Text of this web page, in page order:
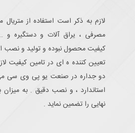
لازم به ذکر است استفاده از متریال
مصرفی ، یراق آلات و دستگیره و
کیفیت محصول نبوده و تولید و نصب
تعیین کننده ه ای در تامین کیفیت
دو جداره در صنعت یو پی وی سی
استاندارد ، و نصب دقیق . به میزان
نهایی را تضمین نماید .